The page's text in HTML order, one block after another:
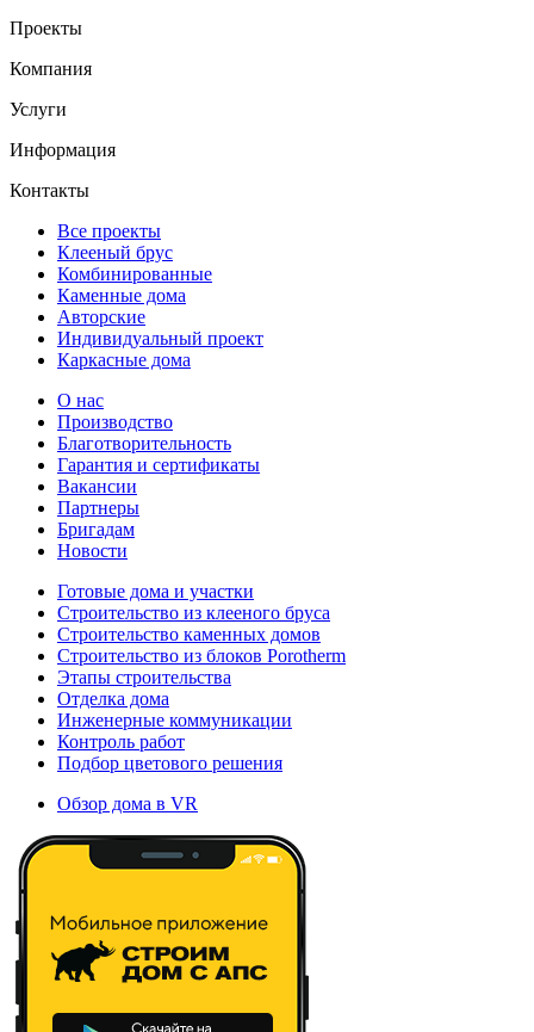
Проекты
Компания
Услуги
Информация
Контакты
Все проекты
Клееный брус
Комбинированные
Каменные дома
Авторские
Индивидуальный проект
Каркасные дома
О нас
Производство
Благотворительность
Гарантия и сертификаты
Вакансии
Партнеры
Бригадам
Новости
Готовые дома и участки
Строительство из клееного бруса
Строительство каменных домов
Строительство из блоков Porotherm
Этапы строительства
Отделка дома
Инженерные коммуникации
Контроль работ
Подбор цветового решения
Обзор дома в VR